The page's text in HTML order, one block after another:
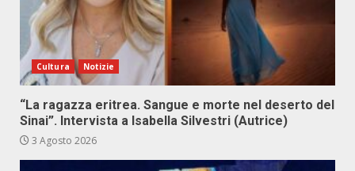
Cultura Notizie
“La ragazza eritrea. Sangue e morte nel deserto del
Sinai”. Intervista a Isabella Silvestri (Autrice)
3 Agosto 2026